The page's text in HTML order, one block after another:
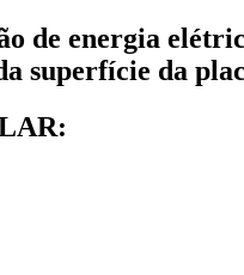
de energia
superfície da